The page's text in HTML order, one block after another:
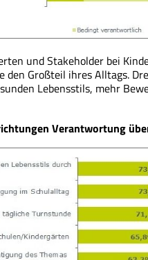
und Stakeholder bei
den Großteil ihres Alltags.
Lebensstils, mehr
Verantwortung